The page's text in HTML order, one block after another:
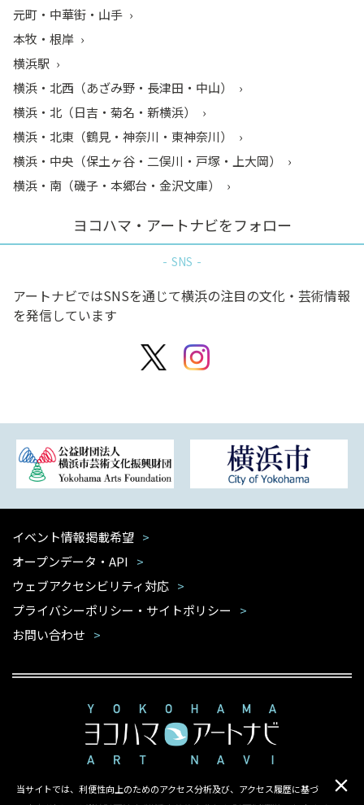
元町・中華街・山手
本牧・根岸
横浜駅
横浜・北西（あざみ野・長津田・中山）
横浜・北（日吉・菊名・新横浜）
横浜・北東（鶴見・神奈川・東神奈川）
横浜・中央（保土ヶ谷・二俣川・戸塚・上大岡）
横浜・南（磯子・本郷台・金沢文庫）
ヨコハマ・アートナビをフォロー
SNS
アートナビではSNSを通じて横浜の注目の文化・芸術情報
を発信しています
当サイトでは、利便性向上のためのアクセス分析及び、アクセス履歴に基づ
イベント情報掲載希望
オープンデータ・API
ウェブアクセシビリティ対応
プライバシーポリシー・サイトポリシー
お問い合わせ